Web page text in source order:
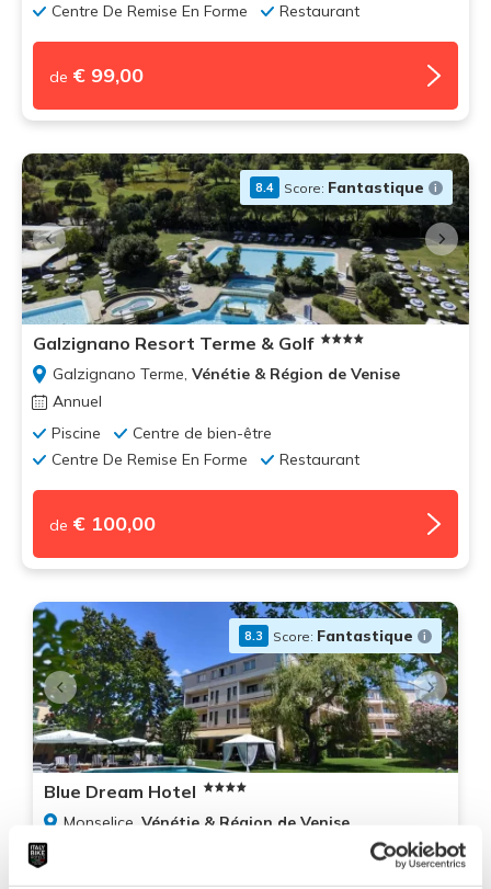
Centre De Remise En Forme
Restaurant
de € 99,00
8.4 Score: Fantastique
Galzignano Resort Terme & Golf
Galzignano Terme, Vénétie & Région de Venise
Annuel
Piscine
Centre de bien-être
Centre De Remise En Forme
Restaurant
de € 100,00
8.3 Score: Fantastique
Blue Dream Hotel
Monselice, Vénétie & Région de Venise
Piscine
Centre de bien-être Parking